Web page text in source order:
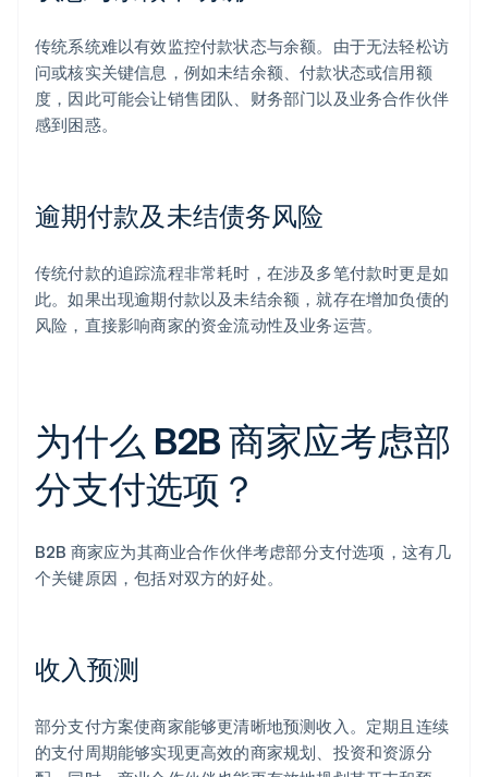
传统系统难以有效监控付款状态与余额。由于无法轻松访
问或核实关键信息，例如未结余额、付款状态或信用额
度，因此可能会让销售团队、财务部门以及业务合作伙伴
感到困惑。
逾期付款及未结债务风险
传统付款的追踪流程非常耗时，在涉及多笔付款时更是如
此。如果出现逾期付款以及未结余额，就存在增加负债的
风险，直接影响商家的资金流动性及业务运营。
为什么 B2B 商家应考虑部
分支付选项？
B2B 商家应为其商业合作伙伴考虑部分支付选项，这有几
个关键原因，包括对双方的好处。
收入预测
部分支付方案使商家能够更清晰地预测收入。定期且连续
的支付周期能够实现更高效的商家规划、投资和资源分